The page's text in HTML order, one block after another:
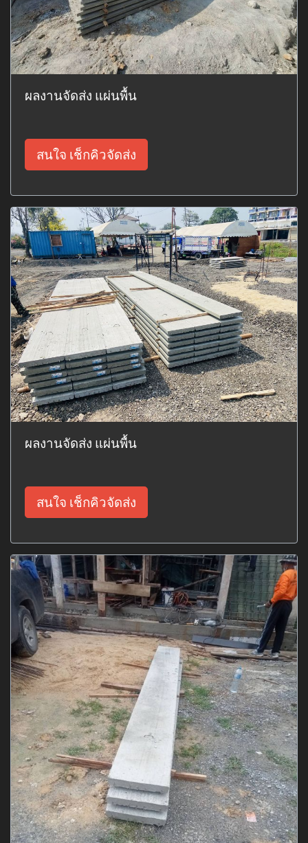
ผลงานจัดส่ง แผ่นพื้น
สนใจ เช็กคิวจัดส่ง
ผลงานจัดส่ง แผ่นพื้น
สนใจ เช็กคิวจัดส่ง